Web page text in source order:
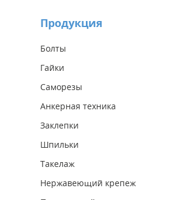
Продукция
Болты
Гайки
Саморезы
Анкерная техника
Заклепки
Шпильки
Такелаж
Нержавеющий крепеж